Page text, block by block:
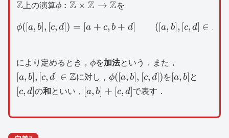
\mathbb{Z}
Z 上の演算\phi
\mathbb{Z}\to
ϕ : Z × Z → Zを
\phi
ϕ([a, b], [c, d]) = [a + c, b + d] ([a, b], [c, d] ∈ Z
により定めるとき， \phi
ϕを加法という．また，
[a, b], [c, d] ∈ Zに対し，\phi
([a,b],
[c,d])
ϕ([a, b], [c, d])を[a,b]
[a, b] と
[c, d]の和 といい， [a,b]+
[a, b] + [c, d]で表す．